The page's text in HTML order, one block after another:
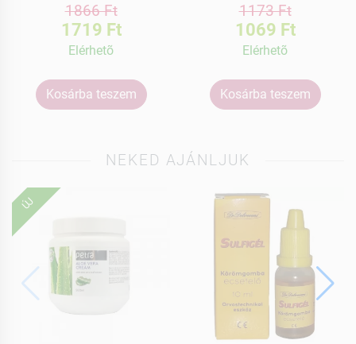
1866 Ft
1719 Ft
Elérhetõ
Kosárba teszem
1173 Ft
1069 Ft
Elérhetõ
Kosárba teszem
NEKED AJÁNLJUK
ÚJ